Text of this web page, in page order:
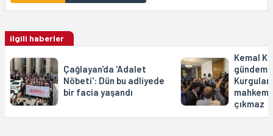
ilgili haberler
Çağlayan'da 'Adalet
Nöbeti': Dün bu adliyede
bir facia yaşandı
Kemal
gündemi
çıkmaz